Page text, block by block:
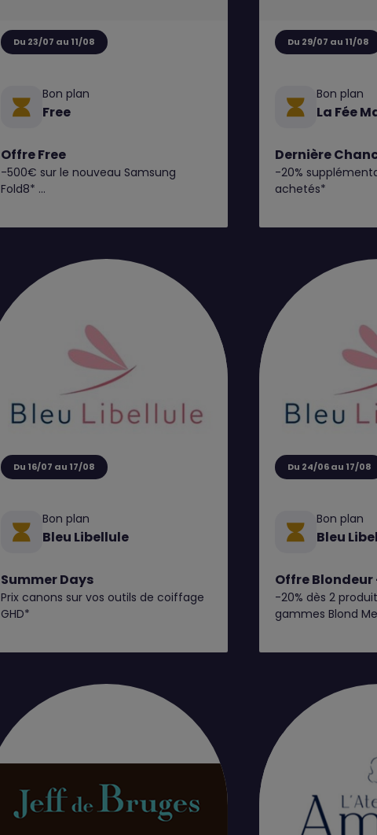
Du 23/07 au 11/08
Bon plan
Free
Offre Free
-500€ sur le nouveau Samsung
Fold8*
Du 29/07 au 11/08
Bon plan
La Fée
Dernière
-20%
achetés*
Du 16/07 au 17/08
Bon plan
Bleu Libellule
Summer Days
Prix canons sur vos outils de coiffage
GHD*
Du 24/06 au 17/08
Bon plan
Bleu
Offre
Club
-20% dès 2
gammes Blond